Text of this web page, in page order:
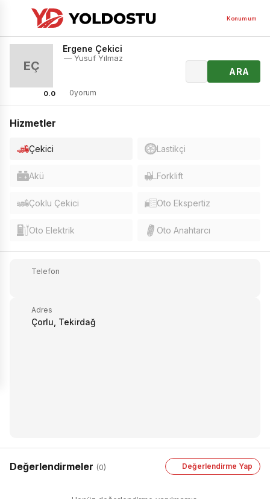
Konumum
EÇ
0.0
Ergene Çekici
— Yusuf Yılmaz
0yorum
ARA
Hizmetler
Çekici Lastikçi
Akü Forklift
Çoklu Çekici Oto Ekspertiz
Oto Elektrik Oto Anahtarcı
Telefon
Adres
Çorlu, Tekirdağ
Değerlendirmeler (0) Değerlendirme Yap